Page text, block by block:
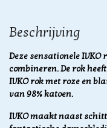
Beschrijving
Deze sensationele
combineren. De rok
IVKO rok met roze en
van 98% katoen.
IVKO maakt naast